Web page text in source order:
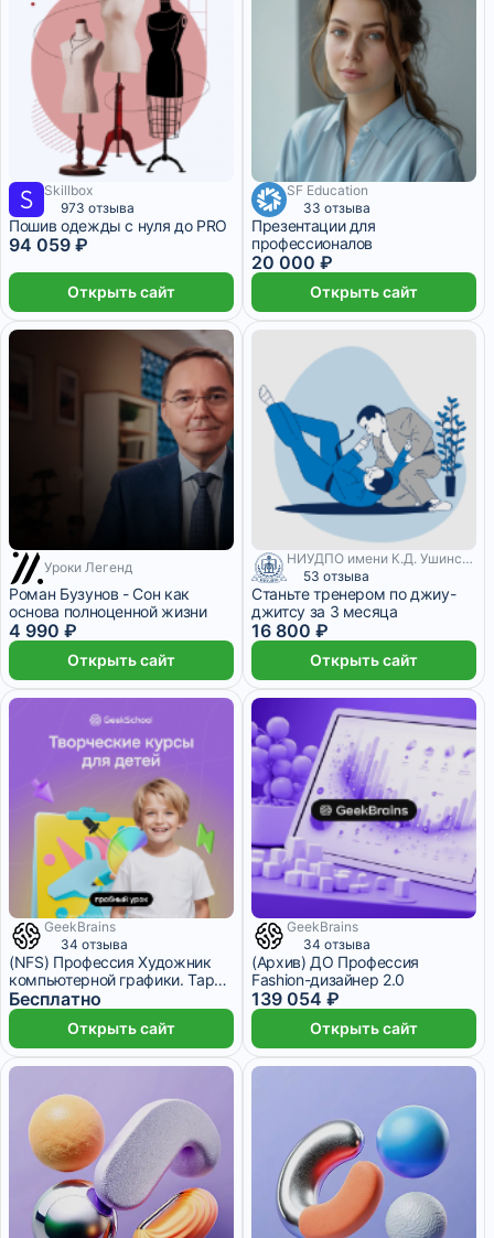
4 275 ₽/мес
Skillbox
973 отзыва
Пошив одежды с нуля до PRO
94 059 ₽
Открыть сайт
1 666 ₽/мес 1 месяц
SF Education
33 отзыва
Презентации для
профессионалов
20 000 ₽
Открыть сайт
Уроки Легенд
Роман Бузунов - Сон как
основа полноценной жизни
4 990 ₽
Открыть сайт
НИУДПО имени К.Д. Ушинского
53 отзыва
Станьте тренером по джиу-
джитсу за 3 месяца
16 800 ₽
Открыть сайт
GeekBrains
34 отзыва
(NFS) Профессия Художник
компьютерной графики. Тариф
Оптимальный. Вводный курс
Бесплатно
Открыть сайт
4 486 ₽/мес
GeekBrains
34 отзыва
(Архив) ДО Профессия
Fashion-дизайнер 2.0
139 054 ₽
Открыть сайт